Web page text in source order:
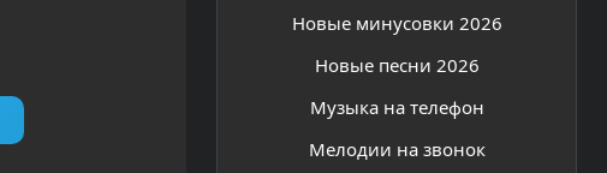
Новые минусовки 2026
Новые песни 2026
Музыка на телефон
Мелодии на звонок